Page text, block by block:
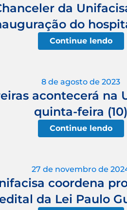
da
do
Continue lendo
8 de agosto de 2023
acontecerá na
quinta-feira (10)
Continue lendo
27 de novembro de
coordena
edital da Lei Paulo